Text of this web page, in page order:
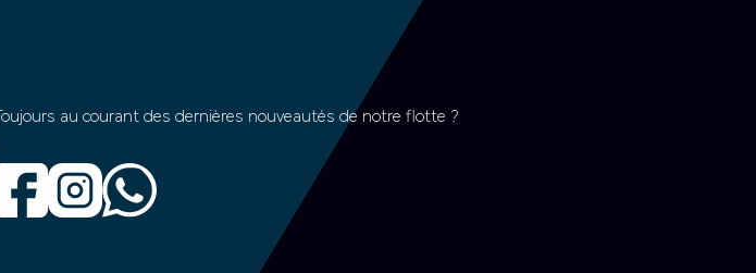
Toujours au courant des dernières nouveautés de notre flotte ?